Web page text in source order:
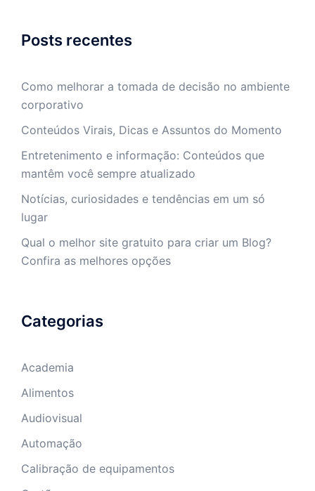
Posts recentes
Como melhorar a tomada de decisão no ambiente
corporativo
Conteúdos Virais, Dicas e Assuntos do Momento
Entretenimento e informação: Conteúdos que
mantêm você sempre atualizado
Notícias, curiosidades e tendências em um só
lugar
Qual o melhor site gratuito para criar um Blog?
Confira as melhores opções
Categorias
Academia
Alimentos
Audiovisual
Automação
Calibração de equipamentos